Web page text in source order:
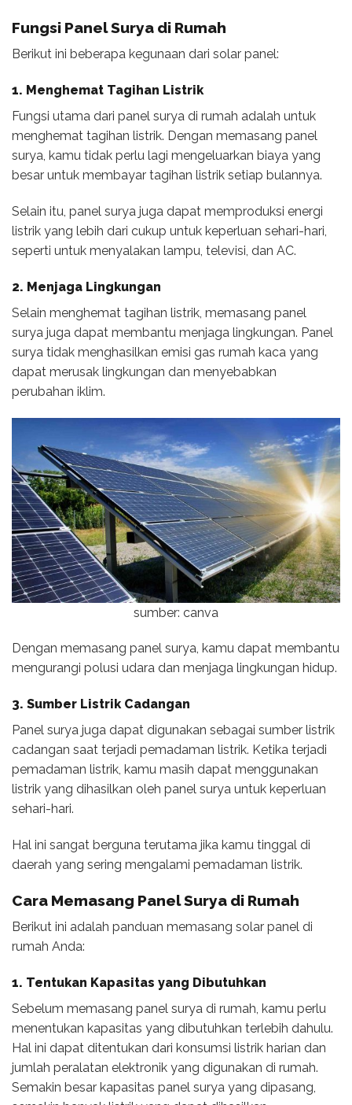
Fungsi Panel Surya di Rumah
Berikut ini beberapa kegunaan dari solar panel:
1. Menghemat Tagihan Listrik
Fungsi utama dari panel surya di rumah adalah untuk
menghemat tagihan listrik. Dengan memasang panel
surya, kamu tidak perlu lagi mengeluarkan biaya yang
besar untuk membayar tagihan listrik setiap bulannya.
Selain itu, panel surya juga dapat memproduksi energi
listrik yang lebih dari cukup untuk keperluan sehari-hari,
seperti untuk menyalakan lampu, televisi, dan AC.
2. Menjaga Lingkungan
Selain menghemat tagihan listrik, memasang panel
surya juga dapat membantu menjaga lingkungan. Panel
surya tidak menghasilkan emisi gas rumah kaca yang
dapat merusak lingkungan dan menyebabkan
perubahan iklim.
sumber: canva
Dengan memasang panel surya, kamu dapat membantu
mengurangi polusi udara dan menjaga lingkungan hidup.
3. Sumber Listrik Cadangan
Panel surya juga dapat digunakan sebagai sumber listrik
cadangan saat terjadi pemadaman listrik. Ketika terjadi
pemadaman listrik, kamu masih dapat menggunakan
listrik yang dihasilkan oleh panel surya untuk keperluan
sehari-hari.
Hal ini sangat berguna terutama jika kamu tinggal di
daerah yang sering mengalami pemadaman listrik.
Cara Memasang Panel Surya di Rumah
Berikut ini adalah panduan memasang solar panel di
rumah Anda:
1. Tentukan Kapasitas yang Dibutuhkan
Sebelum memasang panel surya di rumah, kamu perlu
menentukan kapasitas yang dibutuhkan terlebih dahulu.
Hal ini dapat ditentukan dari konsumsi listrik harian dan
jumlah peralatan elektronik yang digunakan di rumah.
Semakin besar kapasitas panel surya yang dipasang,